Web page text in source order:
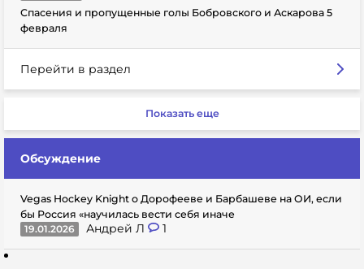
Спасения и пропущенные голы Бобровского и Аскарова 5
февраля
Перейти в раздел
Показать еще
Обсуждение
Vegas Hockey Knight о Дорофееве и Барбашеве на ОИ, если
бы Россия «научилась вести себя иначе
19.01.2026
Андрей Л 1